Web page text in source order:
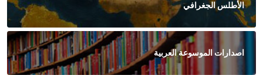
الأطلس الجغرافي
اصدارات الموسوعة العربية